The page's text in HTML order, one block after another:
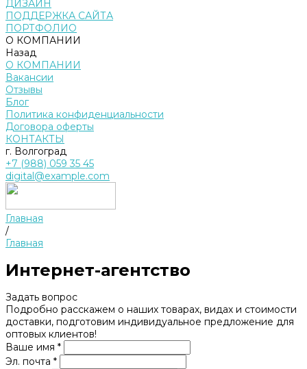
ДИЗАЙН
ПОДДЕРЖКА САЙТА
ПОРТФОЛИО
О КОМПАНИИ
Назад
О КОМПАНИИ
Вакансии
Отзывы
Блог
Политика конфиденциальности
Договора оферты
КОНТАКТЫ
г. Волгоград
+7 (988) 059 35 45
digital@example.com
Главная
/
Главная
Интернет-агентство
Задать вопрос
Подробно расскажем о наших товарах, видах и стоимости
доставки, подготовим индивидуальное предложение для
оптовых клиентов!
Ваше имя *
Эл. почта *